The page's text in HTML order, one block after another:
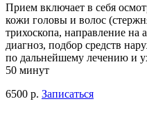
Прием включает в себя
кожи головы и волос
трихоскопа, направление на
диагноз, подбор средств
по дальнейшему лечению и
50 минут
6500 р. Записаться